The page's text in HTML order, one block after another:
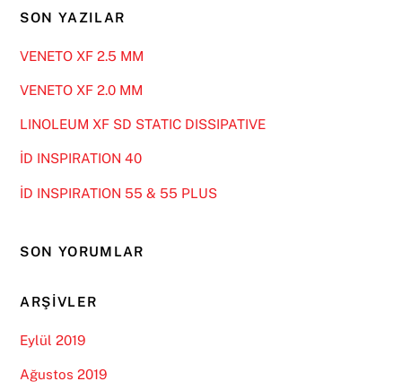
SON YAZILAR
VENETO XF 2.5 MM
VENETO XF 2.0 MM
LINOLEUM XF SD STATIC DISSIPATIVE
İD INSPIRATION 40
İD INSPIRATION 55 & 55 PLUS
SON YORUMLAR
ARŞIVLER
Eylül 2019
Ağustos 2019